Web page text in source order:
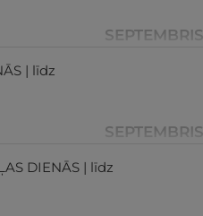
SEPTEMBRIS
| līdz
SEPTEMBRIS
DIENĀS | līdz